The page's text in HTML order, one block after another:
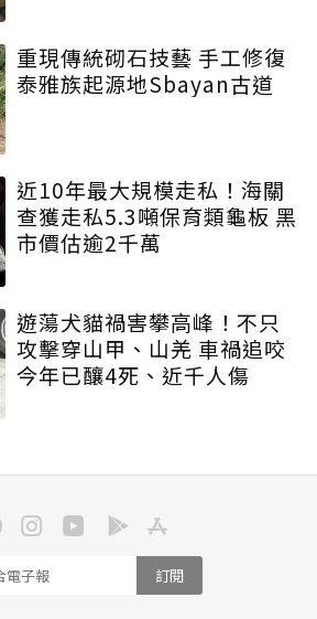
重現傳統砌石技藝 手工修復
泰雅族起源地Sbayan古道
近10年最大規模走私！海關
查獲走私5.3噸保育類龜板 黑
市價估逾2千萬
遊蕩犬貓禍害攀高峰！不只
攻擊穿山甲、山羌 車禍追咬
今年已釀4死、近千人傷
訂閱